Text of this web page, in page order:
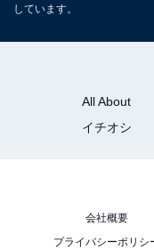
ック』で登場した、
回答者からは、「永
人生とは何かを考え
性）」「各停車駅で
うから（51歳男性
く、大人でも色々と
して何よりも謎の美
しています。
All About
イチオシ
会社概要
プライバシーポリシ